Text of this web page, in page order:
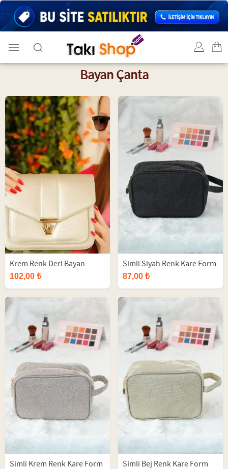
Bayan Çanta
Krem Renk Deri Bayan
Çapraz Çanta
102,00 ₺
Simli Siyah Renk Kare Form
Makyaj Çantası
87,00 ₺
Simli Krem Renk Kare Form
Simli Bej Renk Kare Form